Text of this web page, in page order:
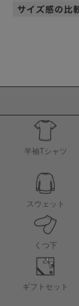
半袖Tシャツ
スウェット
くつ下
ギフトセット